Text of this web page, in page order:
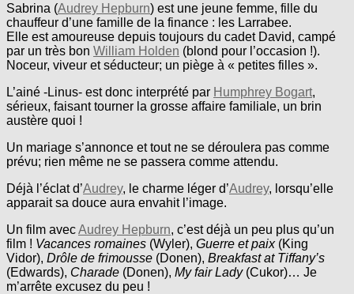
Sabrina (Audrey Hepburn) est une jeune femme, fille du
chauffeur d’une famille de la finance : les Larrabee.
Elle est amoureuse depuis toujours du cadet David, campé
par un très bon William Holden (blond pour l’occasion !).
Noceur, viveur et séducteur; un piège à « petites filles ».
L’ainé -Linus- est donc interprété par Humphrey Bogart,
sérieux, faisant tourner la grosse affaire familiale, un brin
austère quoi !
Un mariage s’annonce et tout ne se déroulera pas comme
prévu; rien même ne se passera comme attendu.
Déjà l’éclat d’Audrey, le charme léger d’Audrey, lorsqu’elle
apparait sa douce aura envahit l’image.
Un film avecAudrey Hepburn, c’est déjà un peu plus qu’un
film ! Vacances romaines (Wyler), Guerre et paix(King
Vidor), Drôle de frimousse (Donen), Breakfast at Tiffany’s
(Edwards), Charade (Donen), My fair Lady(Cukor)… Je
m’arrête excusez du peu !